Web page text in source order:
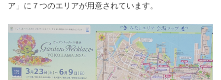
ア」に７つのエリアが用意されています。